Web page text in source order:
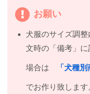
お願い
犬服のサイズ調
文時の「備考」
場合は 「犬種
でお作り致します